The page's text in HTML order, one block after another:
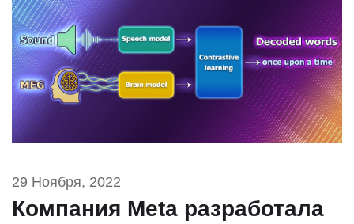
29 Ноября, 2022
Компания Meta разработала